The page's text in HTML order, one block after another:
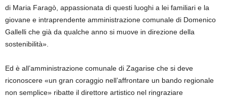
di Maria Faragò, appassionata di questi luoghi a lei familiari e la
giovane e intraprendente amministrazione comunale di Domenico
Gallelli che già da qualche anno si muove in direzione della
sostenibilità».
Ed è all’amministrazione comunale di Zagarise che si deve
riconoscere «un gran coraggio nell’affrontare un bando regionale
non semplice» ribatte il direttore artistico nel ringraziare